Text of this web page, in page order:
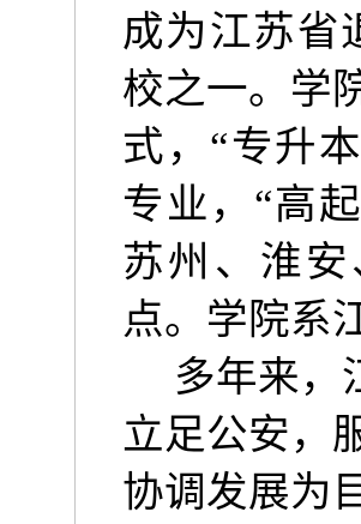
成为江苏省
校之一。学
式，“专升
专业，“高
苏州、淮
点。学院系
多年来，
立足公安，
协调发展为